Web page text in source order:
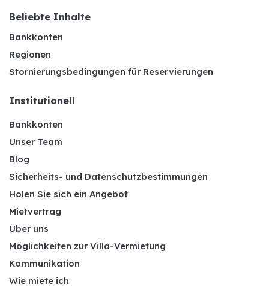
Beliebte Inhalte
Bankkonten
Regionen
Stornierungsbedingungen für Reservierungen
Institutionell
Bankkonten
Unser Team
Blog
Sicherheits- und Datenschutzbestimmungen
Holen Sie sich ein Angebot
Mietvertrag
Über uns
Möglichkeiten zur Villa-Vermietung
Kommunikation
Wie miete ich